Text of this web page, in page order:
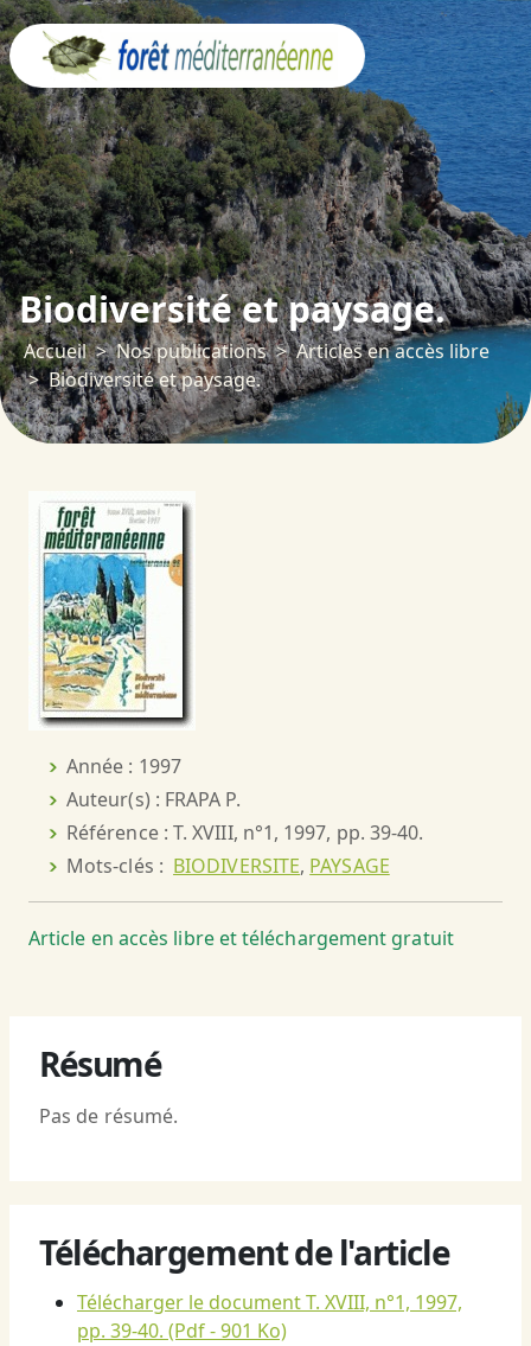
Biodiversité et paysage.
Accueil Nos publications
Articles en accès libre
Biodiversité et paysage.
Année : 1997
Auteur(s) : FRAPA P.
Référence : T. XVIII, n°1, 1997, pp. 39-40.
Mots-clés : BIODIVERSITE, PAYSAGE
Article en accès libre et téléchargement gratuit
Résumé
Pas de résumé.
Téléchargement de l'article
Télécharger le document T. XVIII, n°1, 1997,
pp. 39-40. (Pdf - 901 Ko)
Panneau de gestion des cookies